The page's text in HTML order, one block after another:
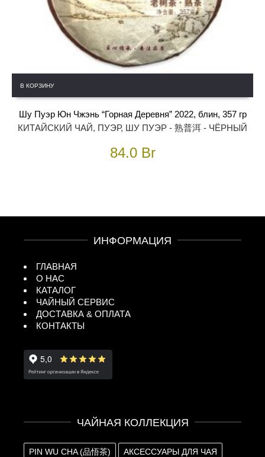
В КОРЗИНУ
Шу Пуэр Юн Чжэнь “Горная Деревня” 2022, блин, 357 гр
КИТАЙСКИЙ ЧАЙ, ПУЭР, ШУ ПУЭР - 熟普洱 - ЧЁРНЫЙ
84.0 Br
ИНФОРМАЦИЯ
ГЛАВНАЯ
О НАС
КАТАЛОГ
ЧАЙНЫЙ СЕРВИС
ДОСТАВКА & ОПЛАТА
КОНТАКТЫ
ЧАЙНАЯ КОЛЛЕКЦИЯ
PIN WU CHA (品悟茶) АКСЕССУАРЫ ДЛЯ ЧАЯ